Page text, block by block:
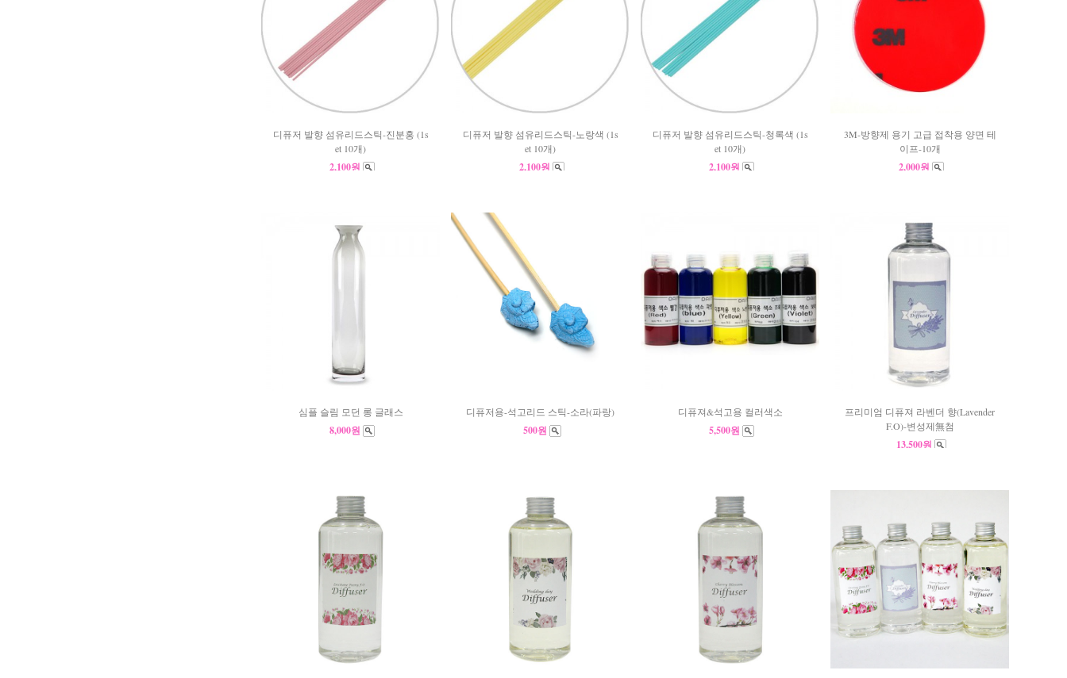
디퓨저 발향 섬유리드스틱-진분홍 (1s
et 10개)
2,100원
디퓨저 발향 섬유리드스틱-노랑색 (1s
et 10개)
2,100원
디퓨저 발향 섬유리드스틱-청록색 (1s
et 10개)
2,100원
3M-방향제 용기 고급 접착용 양면 테
이프-10개
2,000원
심플 슬림 모던 롱 글래스
8,000원
디퓨저용-석고리드 스틱-소라(파랑)
500원
디퓨져&석고용 컬러색소
5,500원
프리미엄 디퓨져 라벤더 향(Lavender
F.O)-변성제無첨
13,500원